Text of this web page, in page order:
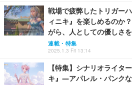
戦場で疲弊したトリガー
ィニキ』を楽しめるのか
がら、人としての優しさ
連載・特集
2025.1.3 Fri 13:14
【特集】シナリオライタ
キ』―アパレル・パンク